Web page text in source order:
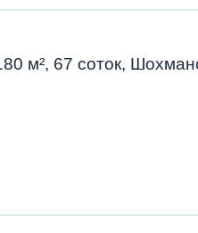
м², 67 соток,